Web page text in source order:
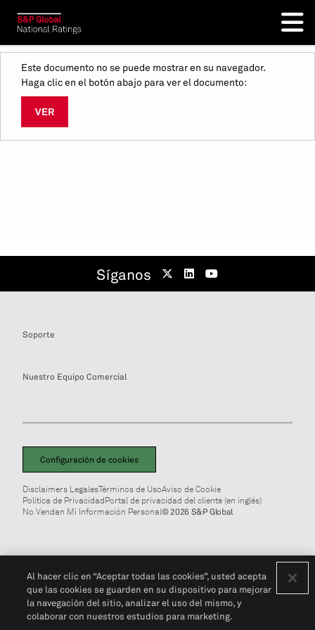
Este documento no se puede mostrar en su navegador.
Haga clic en el botón abajo para ver el documento:
VER
Síganos
Soporte
Nuestro Equipo Comercial
Configuración de cookies
Disclaimers LegalesTérminos de UsoAviso de Cookie
Política de PrivacidadPortal de privacidad del cliente (en inglés)
No Vendan Mi Información Personal© 2026 S&P Global
Al hacer clic en “Aceptar todas las cookies”, usted acepta
que las cookies se guarden en su dispositivo para mejorar
la navegación del sitio, analizar el uso del mismo, y
colaborar con nuestros estudios para marketing.